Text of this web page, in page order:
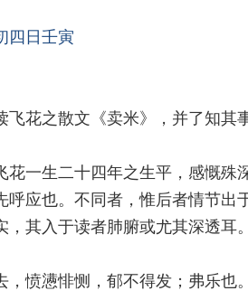
四日壬寅
花之散文《卖米》，并了知其
一生二十四年之生平，感慨殊
应也。不同者，惟后者情节出
其入于读者肺腑或尤其深透耳。
愤懑悱恻，郁不得发；弗乐也。